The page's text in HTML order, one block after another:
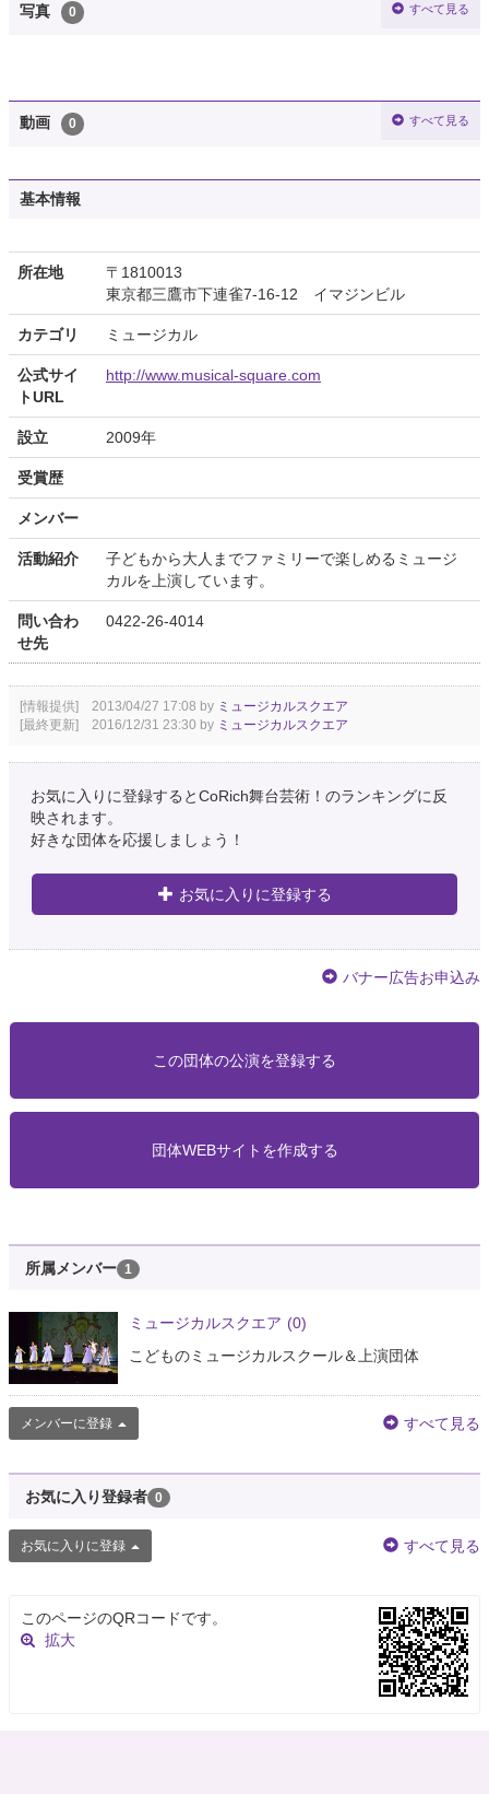
写真 0 すべて見る
動画 0 すべて見る
基本情報
所在地
〒1810013
東京都三鷹市下連雀7-16-12 イマジンビル
カテゴリ ミュージカル
公式サイ
トURL
http://www.musical-square.com
設立 2009年
受賞歴
メンバー
活動紹介
子どもから大人までファミリーで楽しめるミュージ
カルを上演しています。
問い合わ
せ先
0422-26-4014
[情報提供] 2013/04/27 17:08 by ミュージカルスクエア
[最終更新] 2016/12/31 23:30 by ミュージカルスクエア
お気に入りに登録するとCoRich舞台芸術！のランキングに反
映されます。
好きな団体を応援しましょう！
お気に入りに登録する
バナー広告お申込み
この団体の公演を登録する
団体WEBサイトを作成する
所属メンバー 1
ミュージカルスクエア (0)
こどものミュージカルスクール＆上演団体
メンバーに登録 すべて見る
お気に入り登録者 0
お気に入りに登録 すべて見る
このページのQRコードです。
拡大